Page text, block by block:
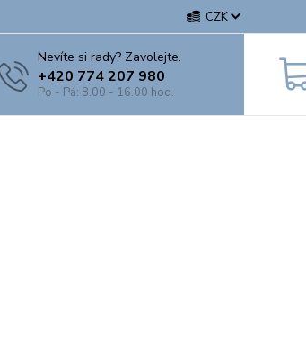
CZK
Nevíte si rady? Zavolejte.
+420 774 207 980
Po - Pá: 8.00 - 16.00 hod.